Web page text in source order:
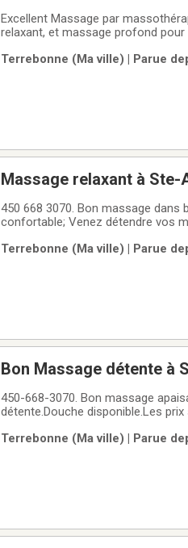
Excellent Massage par
relaxant, et massage profond pour
7 jours sur 7 / Open 7 days a
Terrebonne (Ma ville) | Parue
Massage relaxant à Ste-
450 668 3070. Bon massage dans
confortable; Venez détendre vos
30min; 100$/heure pour le
Terrebonne (Ma ville) | Parue
Bon Massage détente à
450-668-3070. Bon massage
détente.Douche disponible.Les
texto à Tel.450-668-3070.Reçu
Terrebonne (Ma ville) | Parue